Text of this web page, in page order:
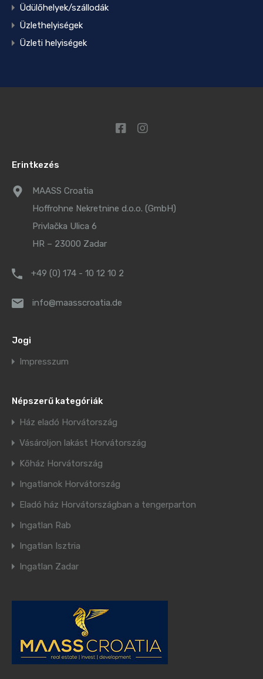
Üdülőhelyek/szállodák
Üzlethelyiségek
Üzleti helyiségek
Erintkezés
MAASS Croatia
Hoffrohne Nekretnine d.o.o. (GmbH)
Privlačka Ulica 6
HR – 23000 Zadar
+49 (0) 174 - 10 12 10 2
info@maasscroatia.de
Jogi
Impresszum
Népszerű kategóriák
Ház eladó Horvátország
Vásároljon lakást Horvátország
Kőház Horvátország
Ingatlanok Horvátország
Eladó ház Horvátországban a tengerparton
Ingatlan Rab
Ingatlan Isztria
Ingatlan Zadar